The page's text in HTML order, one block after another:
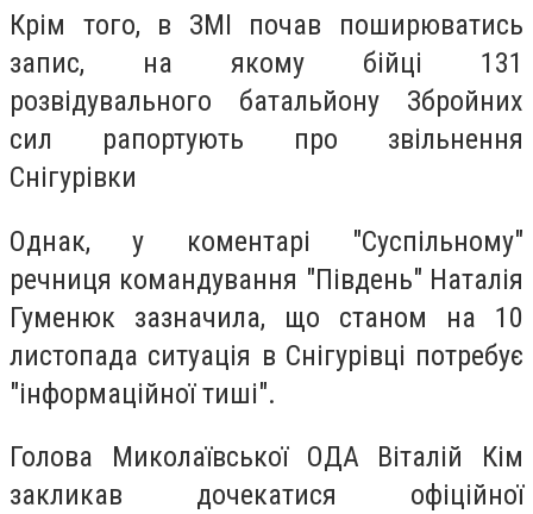
Крім того, в ЗМІ почав поширюватись
запис, на якому бійці 131
розвідувального батальйону Збройних
сил рапортують про звільнення
Снігурівки
Однак, у коментарі "Суспільному"
речниця командування "Південь" Наталія
Гуменюк зазначила, що станом на 10
листопада ситуація в Снігурівці потребує
"інформаційної тиші".
Голова Миколаївської ОДА Віталій Кім
закликав дочекатися офіційної